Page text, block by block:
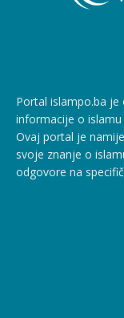
Portal islampo.ba
informacije o
Ovaj portal je
svoje znanje o
odgovore na